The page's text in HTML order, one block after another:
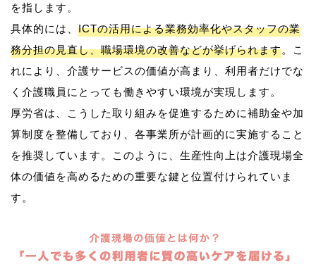
を指します。
具体的には、 ICTの活用による業務効率化やスタッフの業
務分担の見直し、職場環境の改善などが挙げられます。こ
れにより、介護サービスの価値が高まり、利用者だけでな
く介護職員にとっても働きやすい環境が実現します。
厚労省は、こうした取り組みを促進するために補助金や加
算制度を整備しており、各事業所が計画的に実施すること
を推奨しています。このように、生産性向上は介護現場全
体の価値を高めるための重要な鍵と位置付けられていま